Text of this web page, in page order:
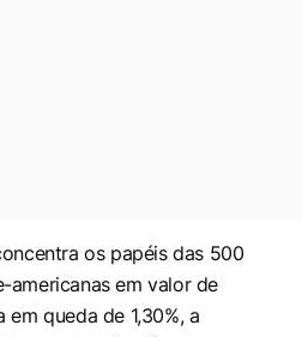
os papéis das 500
americanas em valor de
queda de 1,30%, a